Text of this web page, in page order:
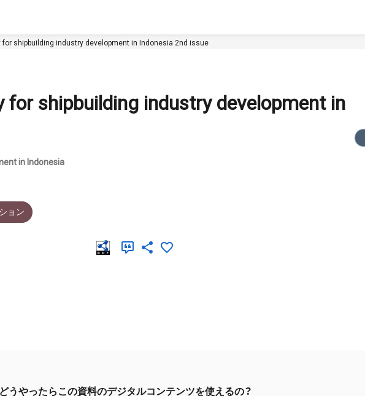
shipbuilding industry development in Indonesia 2nd issue
for shipbuilding industry development in
in Indonesia
ョン
どうやったらこの資料のデジタルコンテンツを使えるの？